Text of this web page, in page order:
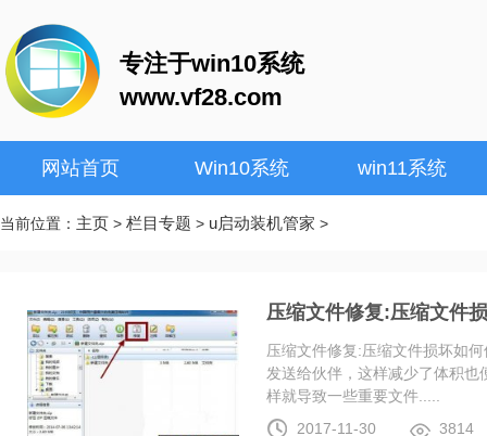
专注于win10系统
www.vf28.com
网站首页 Win10系统 win11系统
当前位置： 主页 > 栏目专题 > u启动装机管家 >
压缩文件修复:压缩文件
压缩文件修复:压缩文件损坏如
发送给伙伴，这样减少了体积
样就导致一些重要文件.....
2017-11-30
3814